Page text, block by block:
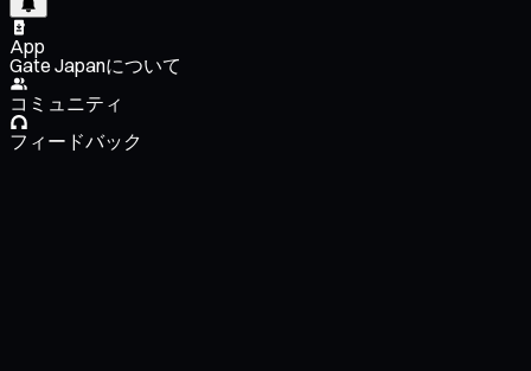
App
Gate Japanについて
コミュニティ
フィードバック